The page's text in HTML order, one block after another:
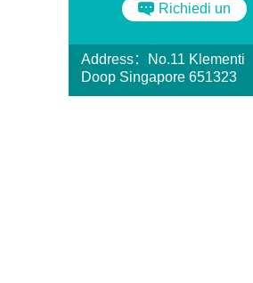
Richiedi un
Address：No.11 Klementi
Doop Singapore 651323